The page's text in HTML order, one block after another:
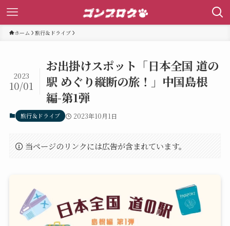
ホーム 旅行＆ドライブ
お出掛けスポット「日本全国 道の
駅 めぐり縦断の旅！」中国島根
編-第1弾
2023
10/01
旅行＆ドライブ 2023年10月1日
当ページのリンクには広告が含まれています。